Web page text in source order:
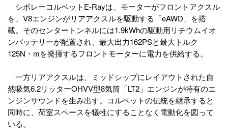
シボレーコルベットE-Rayは、モーターがフロントアクスル
を、V8エンジンがリアアクスルを駆動する「eAWD」を搭
載。そのセンタートンネルには1.9kWhの駆動用リチウムイオ
ンバッテリーが配置され、最大出力162PSと最大トルク
125N・mを発揮するフロントモーターに電力を供給する。
一方リアアクスルは、ミッドシップにレイアウトされた自
然吸気6.2リッターOHVV型8気筒「LT2」エンジンが特有のエ
ンジンサウンドを生み出す。コルベットの伝統を継承すると
同時に、荷室スペースを犠牲にすることなく電動化を図って
いる。